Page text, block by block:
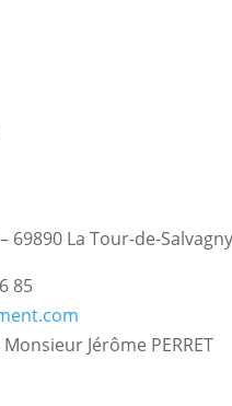
La Tour-de-Salvagny
85
Jérôme PERRET